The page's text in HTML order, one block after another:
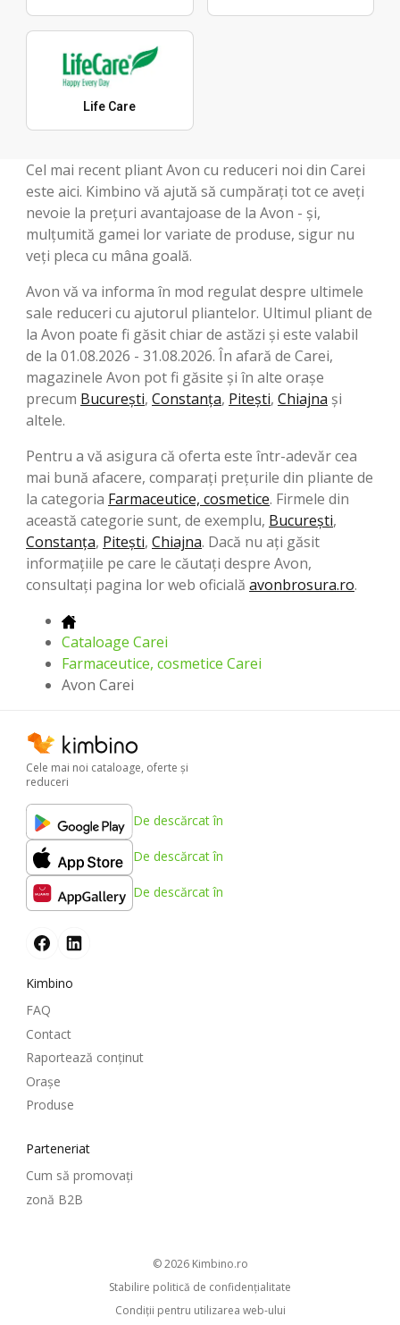
Life Care
Cel mai recent pliant Avon cu reduceri noi din Carei
este aici. Kimbino vă ajută să cumpărați tot ce aveți
nevoie la prețuri avantajoase de la Avon - și,
mulțumită gamei lor variate de produse, sigur nu
veți pleca cu mâna goală.
Avon vă va informa în mod regulat despre ultimele
sale reduceri cu ajutorul pliantelor. Ultimul pliant de
la Avon poate fi găsit chiar de astăzi și este valabil
de la 01.08.2026 - 31.08.2026. În afară de Carei,
magazinele Avon pot fi găsite și în alte orașe
precum București, Constanța, Pitești, Chiajna și
altele.
Pentru a vă asigura că oferta este într-adevăr cea
mai bună afacere, comparați prețurile din pliante de
la categoria Farmaceutice, cosmetice. Firmele din
această categorie sunt, de exemplu, București,
Constanța, Pitești, Chiajna. Dacă nu ați găsit
informațiile pe care le căutați despre Avon,
consultați pagina lor web oficială avonbrosura.ro.
Cataloage Carei
Farmaceutice, cosmetice Carei
Avon Carei
Cele mai noi cataloage, oferte şi
reduceri
De descărcat în
De descărcat în
De descărcat în
Kimbino
FAQ
Contact
Raportează conținut
Oraşe
Produse
Parteneriat
Cum să promovați
zonă B2B
© 2026 kimbino.ro
Stabilire politică de confidenţialitate
Condiţii pentru utilizarea web-ului